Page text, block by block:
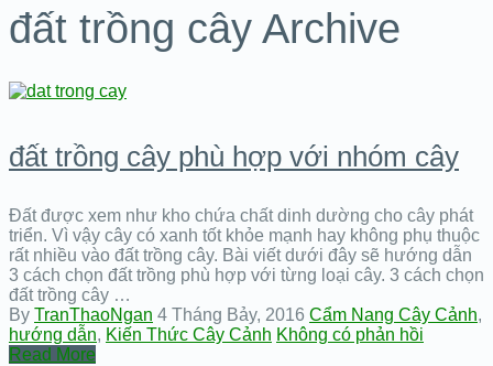
đất trồng cây Archive
đất trồng cây phù hợp với nhóm cây
Đất được xem như kho chứa chất dinh dường cho cây phát
triển. Vì vậy cây có xanh tốt khỏe mạnh hay không phụ thuộc
rất nhiều vào đất trồng cây. Bài viết dưới đây sẽ hướng dẫn
3 cách chọn đất trồng phù hợp với từng loại cây. 3 cách chọn
đất trồng cây …
By TranThaoNgan 4 Tháng Bảy, 2016 Cẩm Nang Cây Cảnh,
hướng dẫn, Kiến Thức Cây Cảnh Không có phản hồi
Read More